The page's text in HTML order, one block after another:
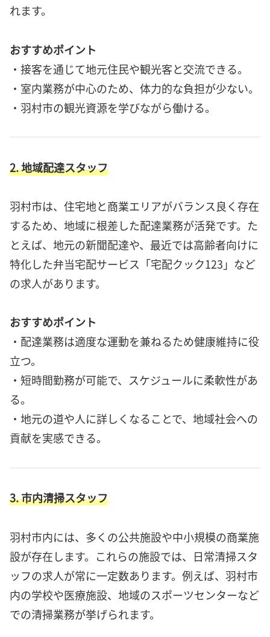
れます。
おすすめポイント
・接客を通じて地元住民や観光客と交流できる。
・室内業務が中心のため、体力的な負担が少ない。
・羽村市の観光資源を学びながら働ける。
2. 地域配達スタッフ
羽村市は、住宅地と商業エリアがバランス良く存在
するため、地域に根差した配達業務が活発です。た
とえば、地元の新聞配達や、最近では高齢者向けに
特化した弁当宅配サービス「宅配クック123」など
の求人があります。
おすすめポイント
・配達業務は適度な運動を兼ねるため健康維持に役
立つ。
・短時間勤務が可能で、スケジュールに柔軟性があ
る。
・地元の道や人に詳しくなることで、地域社会への
貢献を実感できる。
3. 市内清掃スタッフ
羽村市内には、多くの公共施設や中小規模の商業施
設が存在します。これらの施設では、日常清掃スタ
ッフの求人が常に一定数あります。例えば、羽村市
内の学校や医療施設、地域のスポーツセンターなど
での清掃業務が挙げられます。